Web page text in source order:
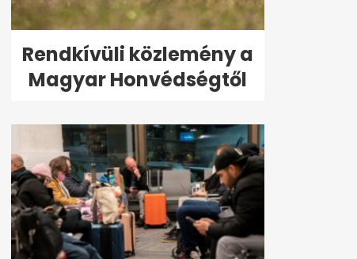
Rendkívüli közlemény a
Magyar Honvédségtől